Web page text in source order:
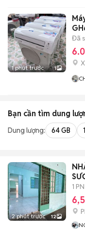
1 phút trước 1
Đã
Bạn cần tìm dung
Dung lượng: 64 GB
2 phút trước 12
1 PN